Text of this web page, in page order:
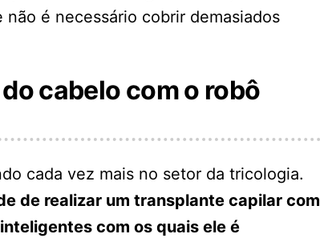
é necessário cobrir demasiados
cabelo com o robô
cada vez mais no setor da tricologia.
de realizar um transplante capilar com
com os quais ele é